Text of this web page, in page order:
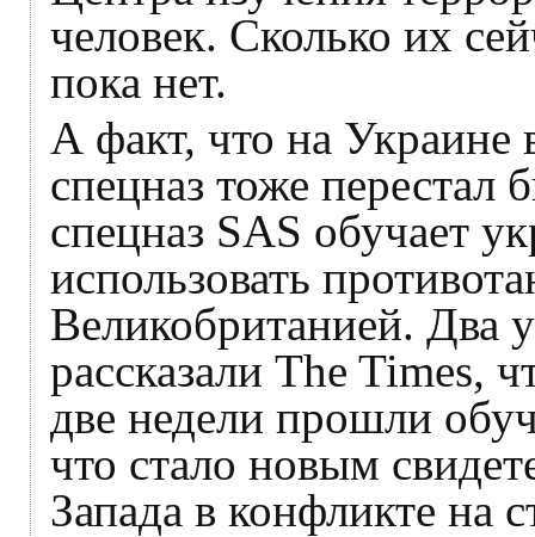
человек. Сколько их
пока нет.
А факт, что на Украине
спецназ тоже перестал
спецназ SAS обучает
использовать
Великобританией. Два
рассказали The Times,
две недели прошли
что стало новым
Запада в конфликте на